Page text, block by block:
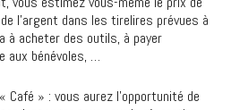
l’argent dans les tirelires prévues à
acheter des outils, à payer
aux bénévoles, …
Café » : vous aurez l’opportunité de